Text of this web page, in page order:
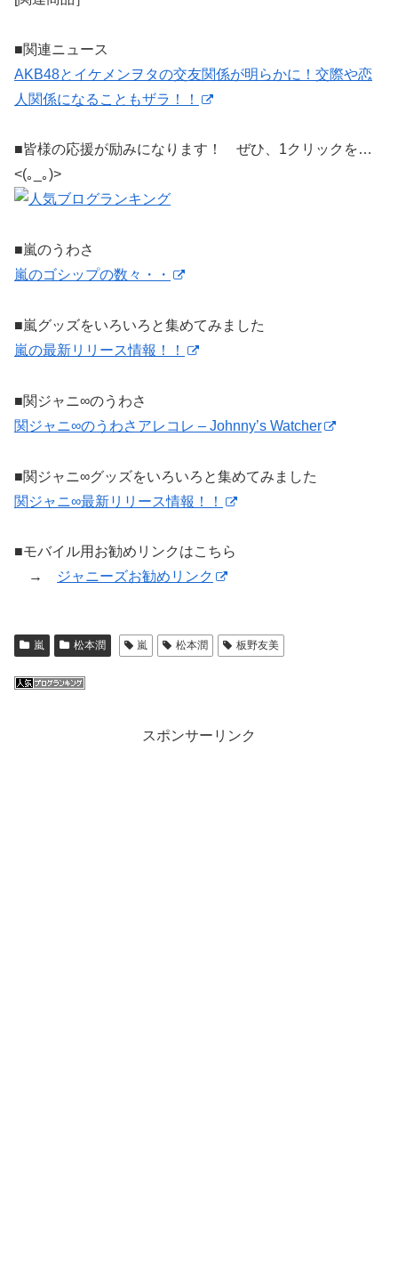
■関連ニュース
AKB48とイケメンヲタの交友関係が明らかに！交際や恋
人関係になることもザラ！！
■皆様の応援が励みになります！ ぜひ、1クリックを…
<(｡_｡)>
■嵐のうわさ
嵐のゴシップの数々・・
■嵐グッズをいろいろと集めてみました
嵐の最新リリース情報！！
■関ジャニ∞のうわさ
関ジャニ∞のうわさアレコレ – Johnny’s Watcher
■関ジャニ∞グッズをいろいろと集めてみました
関ジャニ∞最新リリース情報！！
■モバイル用お勧めリンクはこちら
→
ジャニーズお勧めリンク
嵐 松本潤 嵐 松本潤 板野友美
スポンサーリンク